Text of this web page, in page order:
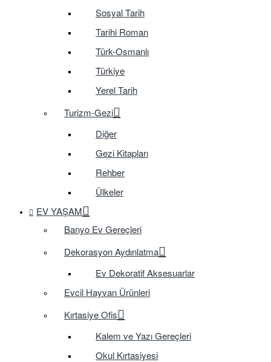
Sosyal Tarih
Tarihi Roman
Türk-Osmanlı
Türkiye
Yerel Tarih
Turizm-Gezi
Diğer
Gezi Kitapları
Rehber
Ülkeler
EV YAŞAM
Banyo Ev Gereçleri
Dekorasyon Aydınlatma
Ev Dekoratif Aksesuarlar
Evcil Hayvan Ürünleri
Kırtasiye Ofis
Kalem ve Yazı Gereçleri
Okul Kırtasiyesi